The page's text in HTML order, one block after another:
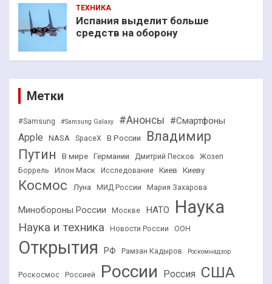
ТЕХНИКА
Испания выделит больше
средств на оборону
Метки
#Samsung #Samsung Galaxy #Анонсы #Смартфоны
Apple NASA SpaceX В России
Владимир
Путин
В мире Германии Дмитрий Песков
Жозеп
Боррель
Илон Маск Исследование Киев Киеву
Космос Луна МИД России Мария Захарова
Минобороны России Москве НАТО Наука
Наука и техника Новости России ООН
Открытия РФ Рамзан Кадыров Роскомнадзор
Роскосмос Россией России Россия США